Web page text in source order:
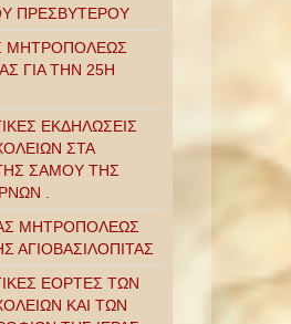
ΠΡΕΣΒΥΤΕΡΟΥ
ΜΗΤΡΟΠΟΛΕΩΣ
ΓΙΑ ΤΗΝ 25Η
ΕΚΔΗΛΩΣΕΙΣ
ΣΤΑ
ΣΑΜΟΥ ΤΗΣ
.
ΜΗΤΡΟΠΟΛΕΩΣ
ΑΓΙΟΒΑΣΙΛΟΠΙΤΑΣ
ΕΟΡΤΕΣ ΤΩΝ
ΚΑΙ ΤΩΝ